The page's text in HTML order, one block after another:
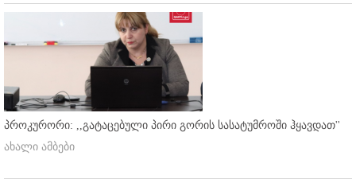
პროკურორი: ,,გატაცებული პირი გორის სასატუმროში ჰყავდათ''
ახალი ამბები